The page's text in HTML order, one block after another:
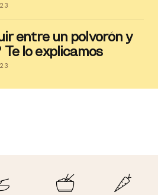
entre un polvorón y
lo explicamos